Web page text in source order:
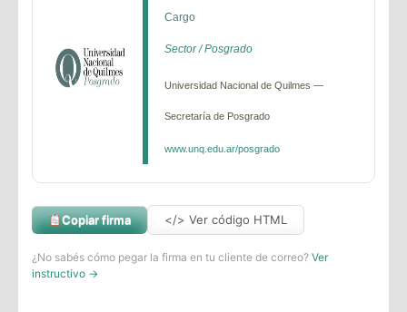
Cargo
Sector / Posgrado
Universidad Nacional de Quilmes —
Secretaría de Posgrado
www.unq.edu.ar/posgrado
Copiar firma </> Ver código HTML
¿No sabés cómo pegar la firma en tu cliente de correo? Ver
instructivo →